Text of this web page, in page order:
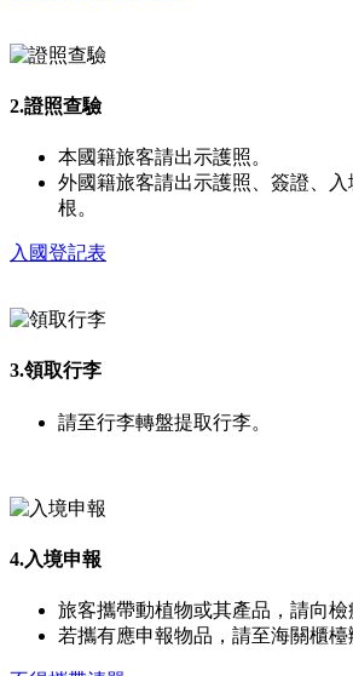
2.證照查驗
本國籍旅客請出示護照。
外國籍旅客請出示護照、簽證、
根。
入國登記表
3.領取行李
請至行李轉盤提取行李。
4.入境申報
旅客攜帶動植物或其產品，請向檢
若攜有應申報物品，請至海關櫃檯